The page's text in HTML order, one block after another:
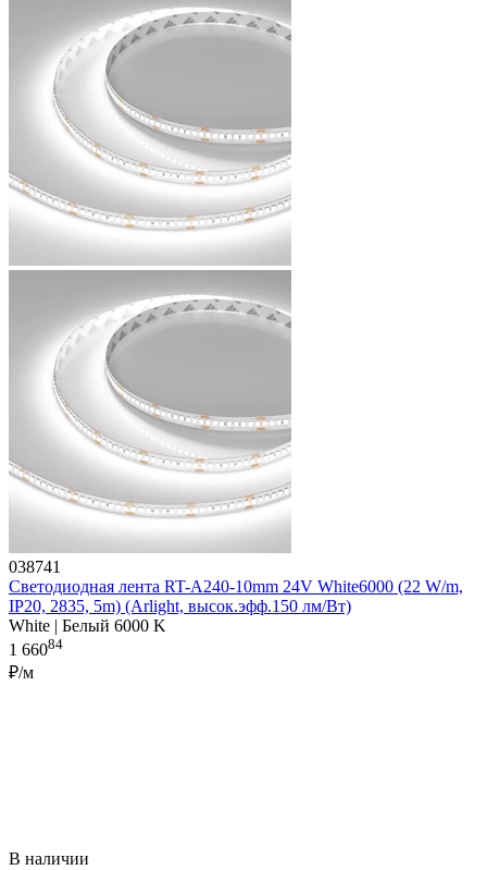
038741
Светодиодная лента RT-A240-10mm 24V White6000 (22 W/m,
IP20, 2835, 5m) (Arlight, высок.эфф.150 лм/Вт)
White | Белый 6000 K
1 66084
₽/м
В наличии